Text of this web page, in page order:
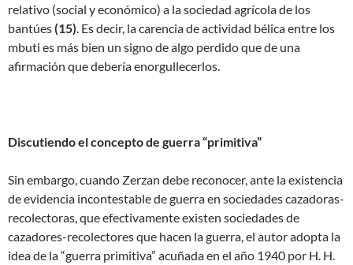
relativo (social y económico) a la sociedad agrícola de los
bantúes(15). Es decir, la carencia de actividad bélica entre los
mbuti es más bien un signo de algo perdido que de una
afirmación que debería enorgullecerlos.
Discutiendo el concepto de guerra “primitiva”
Sin embargo, cuando Zerzan debe reconocer, ante la existencia
de evidencia incontestable de guerra en sociedades cazadoras-
recolectoras, que efectivamente existen sociedades de
cazadores-recolectores que hacen la guerra, el autor adopta la
idea de la “guerra primitiva” acuñada en el año 1940 por H. H.